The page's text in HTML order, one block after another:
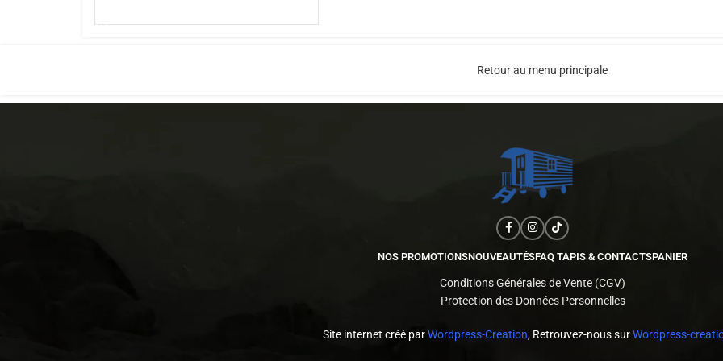
Retour au menu principale
NOS PROMOTIONSNOUVEAUTÉSFAQ TAPIS & CONTACTSPANIER
Conditions Générales de Vente (CGV)
Protection des Données Personnelles
Site internet créé parWordpress-Creation, Retrouvez-nous surWordpress-